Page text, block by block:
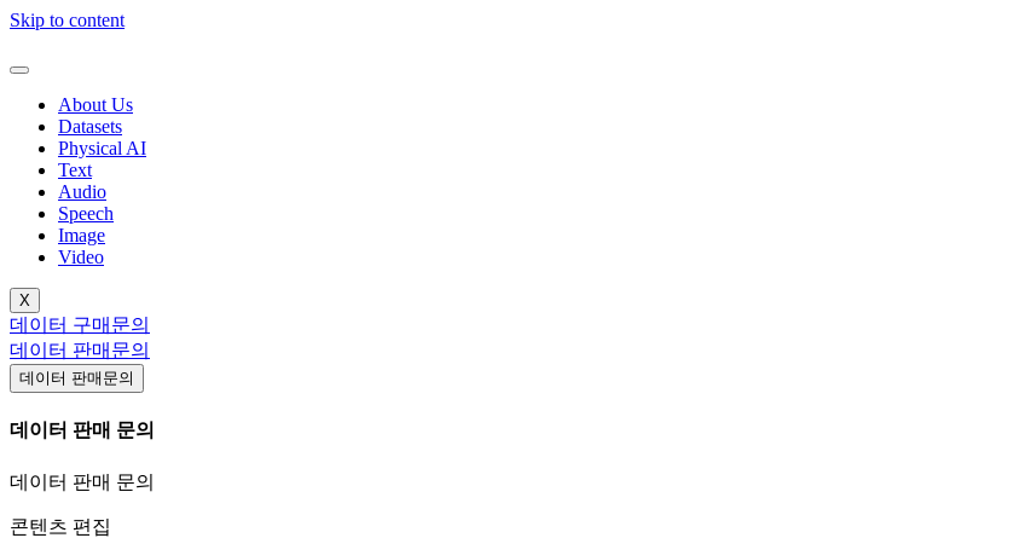
Skip to content
About Us
Datasets
Physical AI
Text
Audio
Speech
Image
Video
X
데이터 구매문의
데이터 판매문의
데이터 판매문의
데이터 판매 문의
데이터 판매 문의
콘텐츠 편집